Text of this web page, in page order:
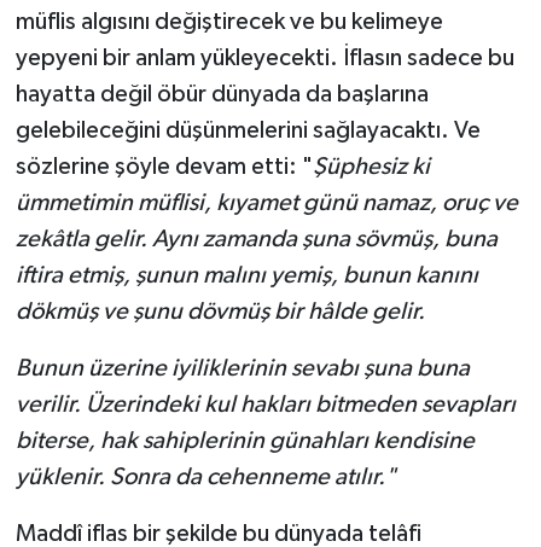
müflis algısını değiştirecek ve bu kelimeye
yepyeni bir anlam yükleyecekti. İflasın sadece bu
hayatta değil öbür dünyada da başlarına
gelebileceğini düşünmelerini sağlayacaktı. Ve
sözlerine şöyle devam etti: "Şüphesiz ki
ümmetimin müflisi, kıyamet günü namaz, oruç ve
zekâtla gelir. Aynı zamanda şuna sövmüş, buna
iftira etmiş, şunun malını yemiş, bunun kanını
dökmüş ve şunu dövmüş bir hâlde gelir.
Bunun üzerine iyiliklerinin sevabı şuna buna
verilir. Üzerindeki kul hakları bitmeden sevapları
biterse, hak sahiplerinin günahları kendisine
yüklenir. Sonra da cehenneme atılır."
Maddî iflas bir şekilde bu dünyada telâfi